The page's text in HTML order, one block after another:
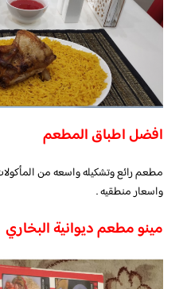
افضل اطباق المطعم
مطعم رائع وتشكيله واسعه من
واسعار منطقيه .
مينو مطعم ديوانية البخاري